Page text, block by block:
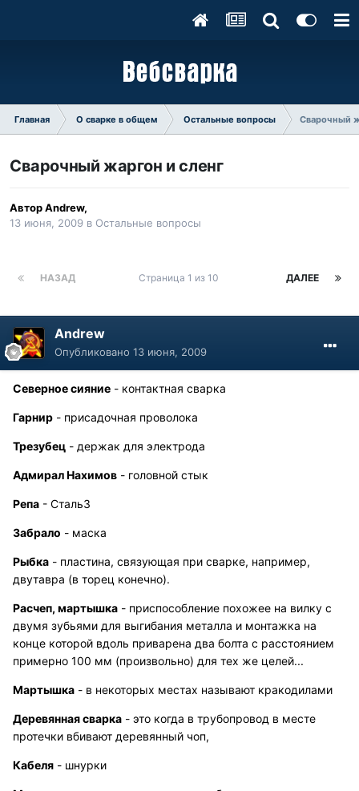
Главная О сварке в общем Остальные вопросы Сварочный
Сварочный жаргон и сленг
АвторAndrew,
13 июня, 2009 в Остальные вопросы
НАЗАД ДАЛЕЕ
Страница 1 из 10
Andrew
Опубликовано 13 июня, 2009
Северное сияние - контактная сварка
Гарнир - присадочная проволока
Трезубец - держак для электрода
Адмирал Нахимов - головной стык
Репа - Сталь3
Забрало - маска
Рыбка - пластина, связующая при сварке, например,
двутавра (в торец конечно).
Расчеп, мартышка - приспособление похожее на вилку с
двумя зубьями для выгибания металла и монтажка на
конце которой вдоль приварена два болта с расстоянием
примерно 100 мм (произвольно) для тех же целей...
Мартышка - в некоторых местах называют кракодилами
Деревянная сварка - это когда в трубопровод в месте
протечки вбивают деревянный чоп,
Кабеля - шнурки